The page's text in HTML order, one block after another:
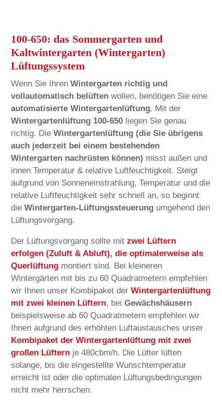
100-650: das Sommergarten und
Kaltwintergarten (Wintergarten)
Lüftungssystem
Wenn Sie IhrenWintergarten richtig und
vollautomatisch belüften wollen, benötigen Sie eine
automatisierte Wintergartenlüftung. Mit der
Wintergartenlüftung 100-650 liegen Sie genau
richtig. DieWintergartenlüftung (die Sie übrigens
auch jederzeit bei einem bestehenden
Wintergarten nachrüsten können) misst außen und
innen Temperatur & relative Luftfeuchtigkeit. Steigt
aufgrund von Sonneneinstrahlung, Temperatur und die
relative Luftfeuchtigkeit sehr schnell an, so beginnt
dieWintergarten-Lüftungssteuerung umgehend den
Lüftungsvorgang.
Der Lüftungsvorgang sollte mitzwei Lüftern
erfolgen (Zuluft & Abluft), die optimalerweise als
Querlüftung montiert sind. Bei kleineren
Wintergärten mit bis zu 60 Quadratmetern empfehlen
wir Ihnen unser Kombipaket derWintergartenlüftung
mit zwei kleinen Lüftern, beiGewächshäusern
beispielsweise ab 60 Quadratmetern empfehlen wir
Ihnen aufgrund des erhöhten Luftaustausches unser
Kombipaket der Wintergartenlüftung mit zwei
großen Lüftern je 480cbm/h. Die Lüfter lüften
solange, bis die eingestellte Wunschtemperatur
erreicht ist oder die optimalen Lüftungsbedingungen
nicht mehr herrschen.